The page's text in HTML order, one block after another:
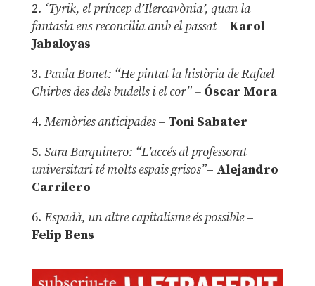
2. ‘Tyrik, el príncep d’Ilercavònia’, quan la
fantasia ens reconcilia amb el passat– Karol
Jabaloyas
3. Paula Bonet: “He pintat la història de Rafael
Chirbes des dels budells i el cor” –Óscar Mora
4. Memòries anticipades– Toni Sabater
5. Sara Barquinero: “L’accés al professorat
universitari té molts espais grisos”– Alejandro
Carrilero
6. Espadà, un altre capitalisme és possible –
Felip Bens